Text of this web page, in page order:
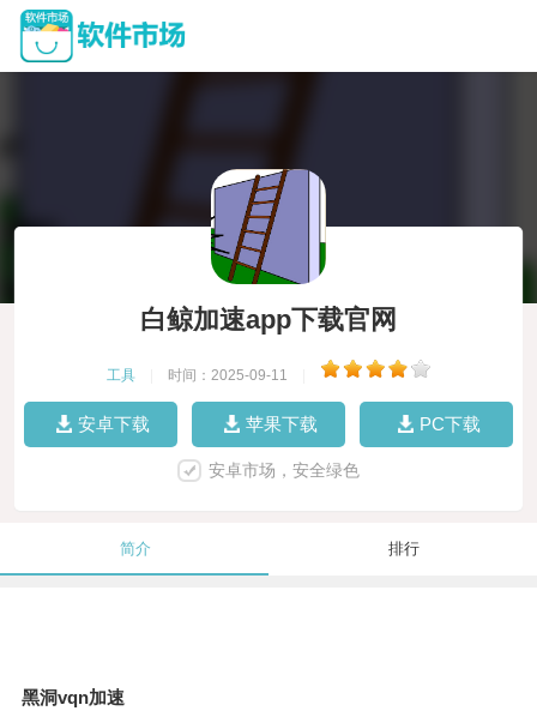
白鲸加速app下载官网
工具 时间：2025-09-11
安卓下载 苹果下载 PC下载
安卓市场，安全绿色
简介 排行
黑洞vqn加速